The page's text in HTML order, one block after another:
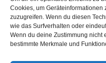
Cookies, um
zuzugreifen. Wenn du diesen
wie das Surfverhalten oder
Wenn du deine Zustimmung nicht
bestimmte Merkmale und